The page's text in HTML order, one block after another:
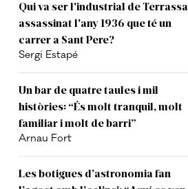
Qui va ser l'industrial de Terrassa
assassinat l'any 1936 que té un
carrer a Sant Pere?
Sergi Estapé
Un bar de quatre taules i mil
històries: “És molt tranquil, molt
familiar i molt de barri”
Arnau Fort
Les botigues d’astronomia fan